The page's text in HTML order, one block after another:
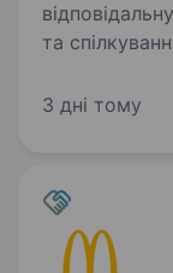
та
вдячність
3 дні тому